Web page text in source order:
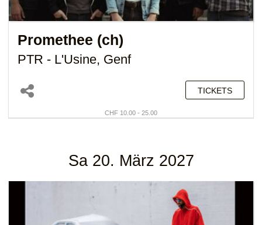
Promethee (ch)
PTR - L'Usine, Genf
TICKETS
CHF 10.00 - 25.00
Sa 20. März 2027